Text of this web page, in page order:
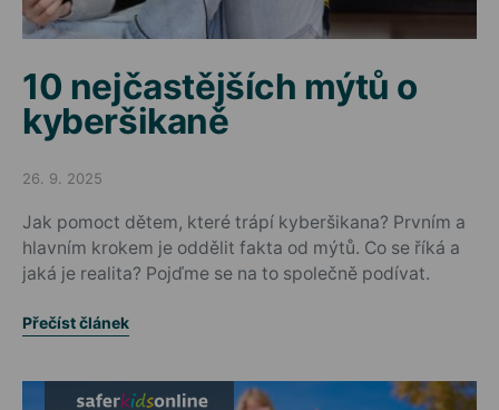
10 nejčastějších mýtů o
kyberšikaně
Posted on
26. 9. 2025
Jak pomoct dětem, které trápí kyberšikana? Prvním a
hlavním krokem je oddělit fakta od mýtů. Co se říká a
jaká je realita? Pojďme se na to společně podívat.
Přečíst článek